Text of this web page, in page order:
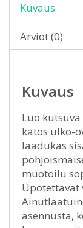
Kuvaus
Arviot (0)
Kuvaus
Luo
katos ulko-
laadukas
muotoilu
Upotettavat
asennusta,